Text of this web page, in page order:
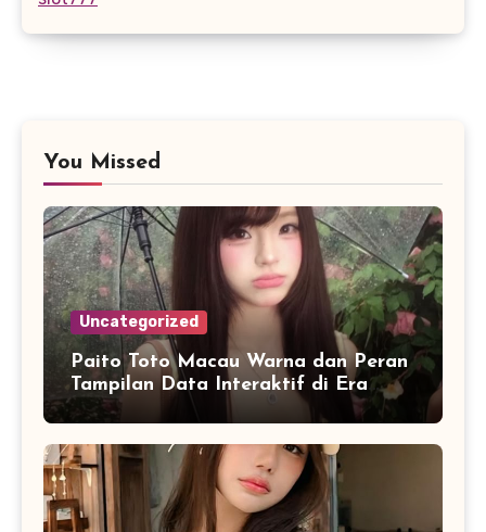
You Missed
Uncategorized
Paito Toto Macau Warna dan Peran
Tampilan Data Interaktif di Era
Informasi Digital Modern